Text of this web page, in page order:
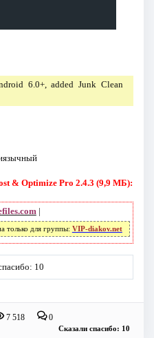
6.0+, added Junk Clean
& Optimize Pro 2.4.3 (9,9 МБ):
|
только для группы: VIP-diakov.net
10
7 518 0
Сказали спасибо: 10